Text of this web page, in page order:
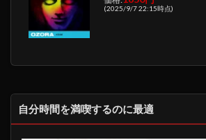
(2025/9/7 22:15時点)
自分時間を満喫するのに最適